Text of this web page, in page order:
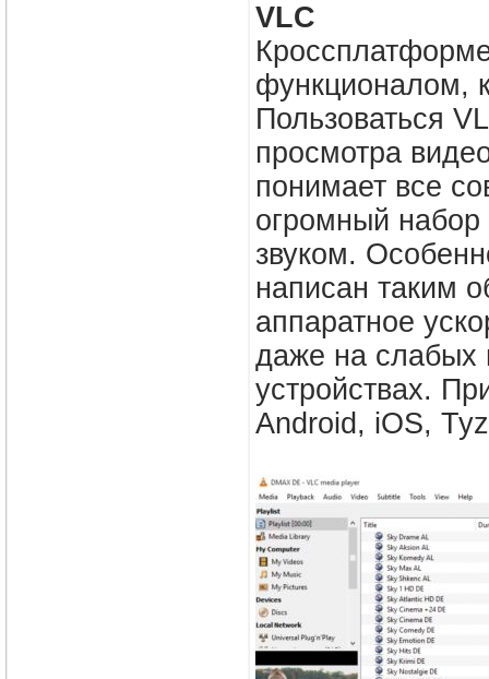
VLC
функционалом,
Пользоваться
просмотра
понимает все
огромный набор
звуком.
написан таким
аппаратное
даже на слабых
устройствах.
Android, iOS,